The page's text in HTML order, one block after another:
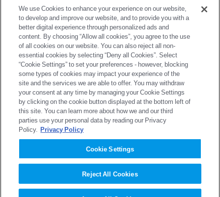
事業・製品
研究開発
サステナビリティ
採用情報
サイトマップ
プライバシーポリシー（GDPR）
We use Cookies to enhance your experience on our website,
to develop and improve our website, and to provide you with a
better digital experience through personalized ads and
content. By choosing “Allow all cookies”, you agree to the use
of all cookies on our website. You can also reject all non-
essential cookies by selecting “Deny all Cookies”. Select
“Cookie Settings” to set your preferences - however, blocking
some types of cookies may impact your experience of the
site and the services we are able to offer. You may withdraw
your consent at any time by managing your Cookie Settings
by clicking on the cookie button displayed at the bottom left of
this site. You can learn more about how we and our third
parties use your personal data by reading our Privacy
Policy. Privacy Policy
Cookie Settings
Reject All Cookies